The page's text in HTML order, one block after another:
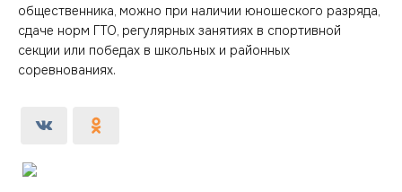
общественника, можно при наличии юношеского разряда,
сдаче норм ГТО, регулярных занятиях в спортивной
секции или победах в школьных и районных
соревнованиях.